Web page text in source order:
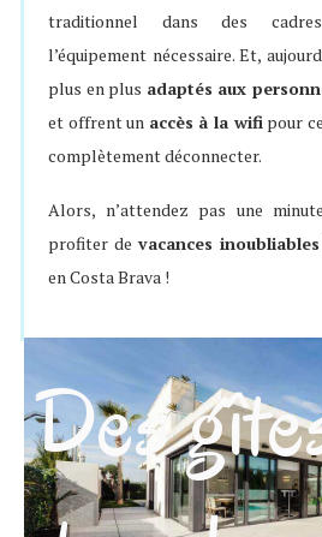
traditionnel dans des
l’équipement nécessaire. Et,
plus en plus adaptés aux
et offrent un accès à la wifipour
complètement déconnecter.
Alors, n’attendez pas une
profiter de vacances
en Costa Brava !
Des